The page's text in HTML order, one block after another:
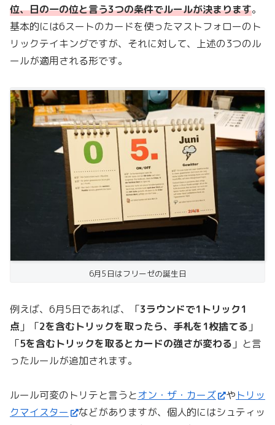
位、日の一の位と言う3つの条件でルールが決まります。
基本的には6スートのカードを使ったマストフォローのト
リックテイキングですが、それに対して、上述の3つのル
ールが適用される形です。
6月5日はフリーゼの誕生日
例えば、6月5日であれば、「3ラウンドで1トリック1
点 」「2を含むトリックを取ったら、手札を1枚捨てる 」
「5を含むトリックを取るとカードの強さが変わる 」と言
ったルールが追加されます。
ルール可変のトリテと言うとオン・ザ・カーズ や トリッ
クマイスター
などがありますが、個人的にはシュティッ